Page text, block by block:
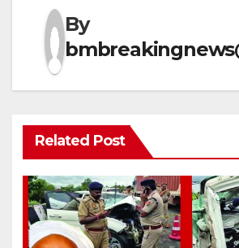
By
Related Post